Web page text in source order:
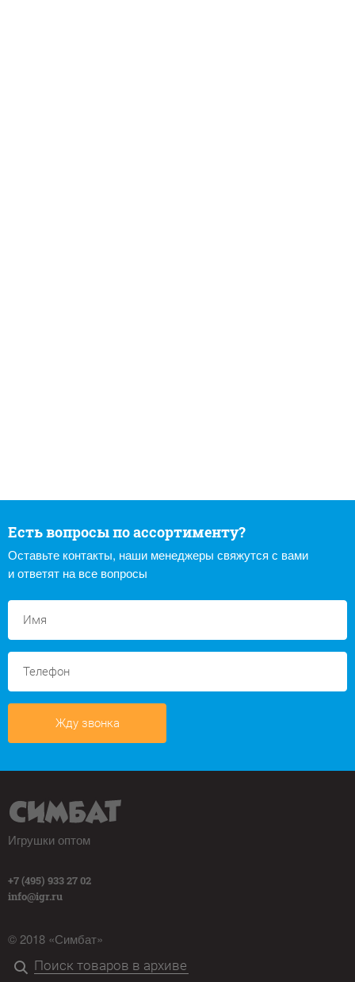
Есть вопросы по ассортименту?
Оставьте контакты, наши менеджеры свяжутся с вами
и ответят на все вопросы
Жду звонка
Игрушки оптом
+7 (495) 933 27 02
info@igr.ru
© 2018 «Симбат»